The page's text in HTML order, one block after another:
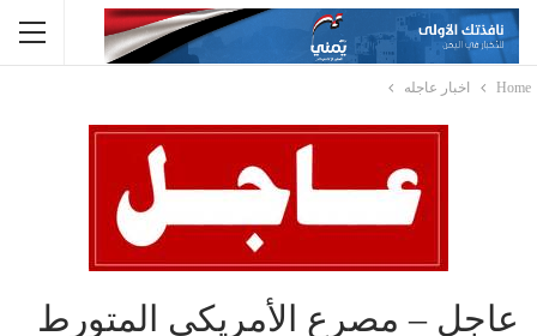
Home اخبار عاجله
عاجل – مصرع الأمريكي المتورط